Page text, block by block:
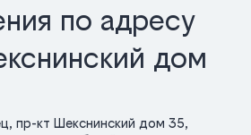
по адресу
дом
пр-кт Шекснинский дом 35,